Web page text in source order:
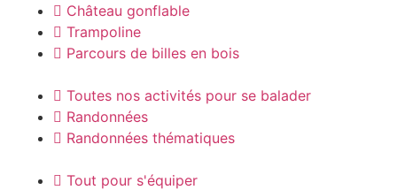
Château gonflable
Trampoline
Parcours de billes en bois
Toutes nos activités pour se balader
Randonnées
Randonnées thématiques
Tout pour s'équiper